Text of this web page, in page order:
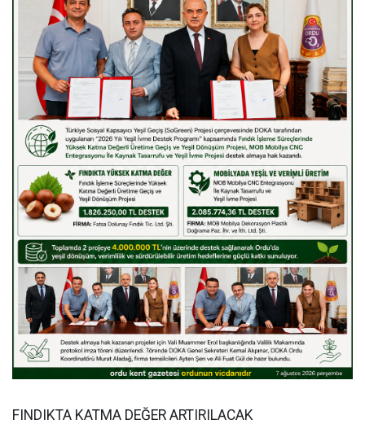
FINDIKTA KATMA DEĞER ARTIRILACAK